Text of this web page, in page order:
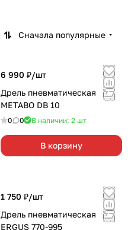
Сначала популярные
6 990 ₽/шт
Дрель пневматическая
METABO DB 10
0 0 В наличии: 2 шт
В корзину
1 750 ₽/шт
Дрель пневматическая
ERGUS 770-995